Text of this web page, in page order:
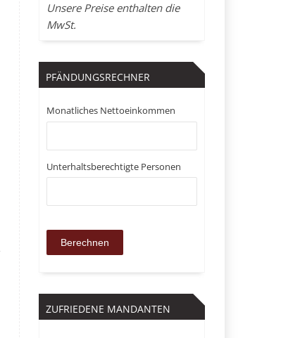
Unsere Preise enthalten die
MwSt.
PFÄNDUNGSRECHNER
Monatliches Nettoeinkommen
Unterhaltsberechtigte Personen
ZUFRIEDENE MANDANTEN